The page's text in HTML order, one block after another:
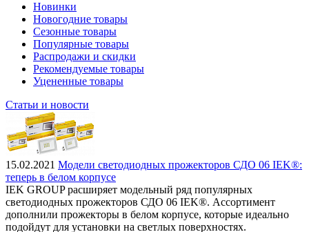
Новинки
Новогодние товары
Сезонные товары
Популярные товары
Распродажи и скидки
Рекомендуемые товары
Уцененные товары
Статьи и новости
15.02.2021 Модели светодиодных прожекторов СДО 06 IEK®:
теперь в белом корпусе
IEK GROUP расширяет модельный ряд популярных
светодиодных прожекторов СДО 06 IEK®. Ассортимент
дополнили прожекторы в белом корпусе, которые идеально
подойдут для установки на светлых поверхностях.